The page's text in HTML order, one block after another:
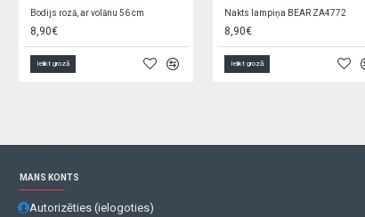
Cimdi 1P SKI BOY REN-0291 (14)
7,20€
Ielikt grozā
5,90€
Ielikt grozā
MANS KONTS
Autorizēties (ielogoties)